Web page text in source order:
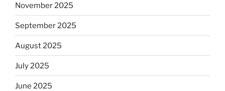
November 2025
September 2025
August 2025
July 2025
June 2025